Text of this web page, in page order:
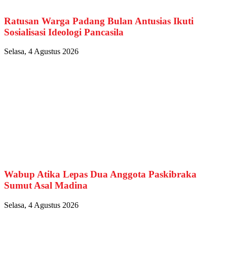
Ratusan Warga Padang Bulan Antusias Ikuti
Sosialisasi Ideologi Pancasila
Selasa, 4 Agustus 2026
Wabup Atika Lepas Dua Anggota Paskibraka
Sumut Asal Madina
Selasa, 4 Agustus 2026